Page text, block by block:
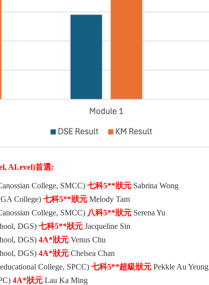
ALevel)首選:
College, SMCC)七科5**狀元 Sabrina Wong
College)七科5**狀元 Melody Tam
College, SMCC) 八科5**狀元 Serena Yu
DGS)七科5**狀元 Jacqueline Sin
DGS)4A*狀元 Venus Chu
DGS)4A*狀元 Chelsea Chan
College, SPCC)七科5**超級狀元 Pekkle Au Yeung
4A*狀元 Lau Ka Ming